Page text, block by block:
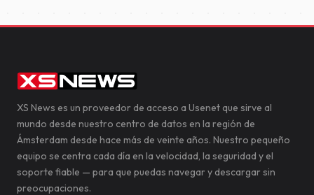
XS News es un proveedor de acceso a Usenet que sirve al
mundo desde nuestro centro de datos en la región de
Ámsterdam desde hace más de veinte años. Nuestro pequeño
equipo se centra cada día en la velocidad, la seguridad y el
soporte fiable — para que puedas navegar y descargar sin
preocupaciones.